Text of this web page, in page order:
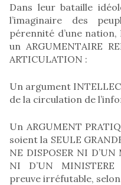
Dans leur bataille
l’imaginaire des
pérennité d’une
un ARGUMENTAIRE
ARTICULATION :
Un argument
de la circulation de
Un ARGUMENT
soient la SEULE
NE DISPOSER NI
NI D’UN
preuve irréfutable,